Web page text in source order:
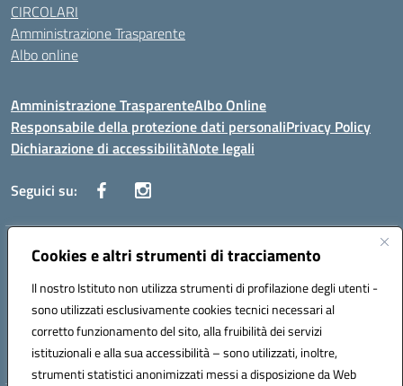
Cookies e altri strumenti di tracciamento
Il nostro Istituto non utilizza strumenti di profilazione degli utenti -
sono utilizzati esclusivamente cookies tecnici necessari al
corretto funzionamento del sito, alla fruibilità dei servizi
istituzionali e alla sua accessibilità – sono utilizzati, inoltre,
strumenti statistici anonimizzati messi a disposizione da Web
CIRCOLARI
Amministrazione Trasparente
Albo online
Amministrazione TrasparenteAlbo Online
Responsabile della protezione dati personaliPrivacy Policy
Dichiarazione di accessibilitàNote legali
Seguici su:
Indirizzo:Corso Vittorio Emanuele, 27 90133 - Palermo
Posta elettronica certificata (PEC):pais03600r@pec.istruzione.it
Codice fiscale: 97308550827
Codice meccanografico: PAIS03600R